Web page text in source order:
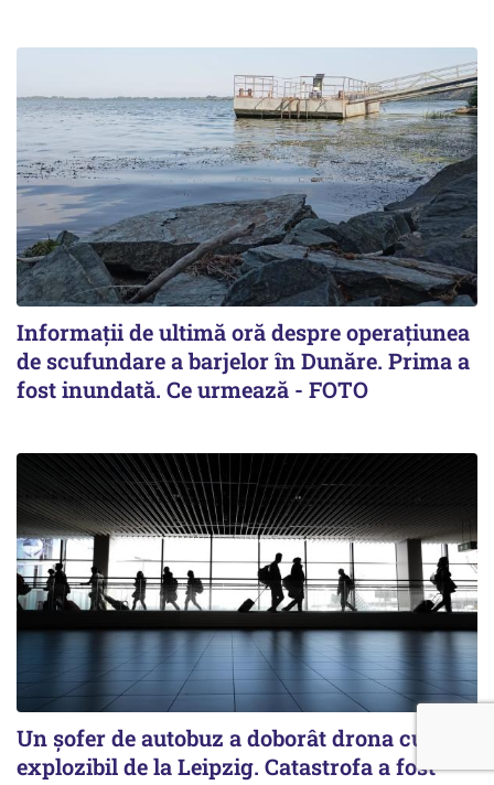
Informații de ultimă oră despre operațiunea
de scufundare a barjelor în Dunăre. Prima a
fost inundată. Ce urmează - FOTO
Un șofer de autobuz a doborât drona cu
explozibil de la Leipzig. Catastrofa a fost